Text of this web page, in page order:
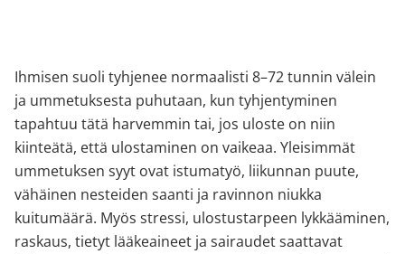
Ihmisen suoli tyhjenee normaalisti 8–72 tunnin välein
ja ummetuksesta puhutaan, kun tyhjentyminen
tapahtuu tätä harvemmin tai, jos uloste on niin
kiinteätä, että ulostaminen on vaikeaa. Yleisimmät
ummetuksen syyt ovat istumatyö, liikunnan puute,
vähäinen nesteiden saanti ja ravinnon niukka
kuitumäärä. Myös stressi, ulostustarpeen lykkääminen,
raskaus, tietyt lääkeaineet ja sairaudet saattavat